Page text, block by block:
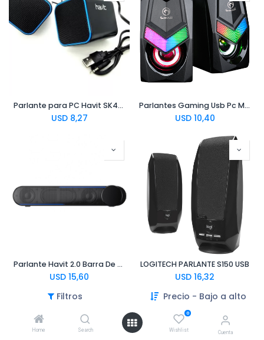
Filtros Precio - Bajo a alto
Home Search
0
Wishlist Cuenta
Parlante para PC Havit SK473 USB 2.0 azul
USD 8,27
Parlantes Gaming Usb Pc Marvo Sg-118 Led 6w
USD 10,40
Parlante Havit 2.0 Barra De Sonido Usb M18 Negro
USD 15,60
LOGITECH PARLANTE S150 USB
USD 16,32